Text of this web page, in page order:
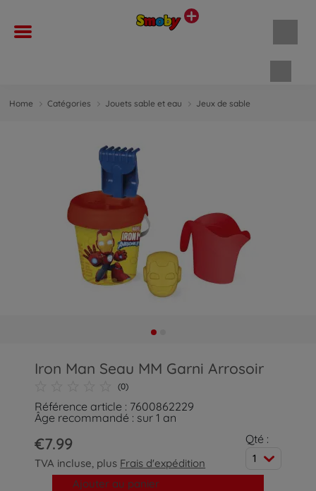
Home Catégories Jouets sable et eau Jeux de sable
Iron Man Seau MM Garni Arrosoir
(0)
Référence article : 7600862229
Âge recommandé : sur 1 an
€7.99
TVA incluse, plus Frais d'expédition
Qté :
1
Ajouter au panier